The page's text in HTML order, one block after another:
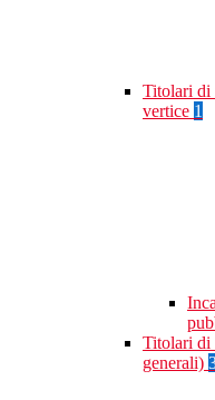
Titolari di
vertice 1
Titolari di
generali)